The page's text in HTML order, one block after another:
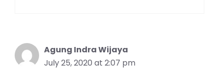
Agung Indra Wijaya
July 25, 2020 at 2:07 pm